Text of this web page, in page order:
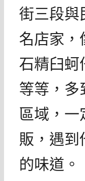
街三段與
名店家，
石精臼蚵
等等，多
區域，
販，遇到
的味道。